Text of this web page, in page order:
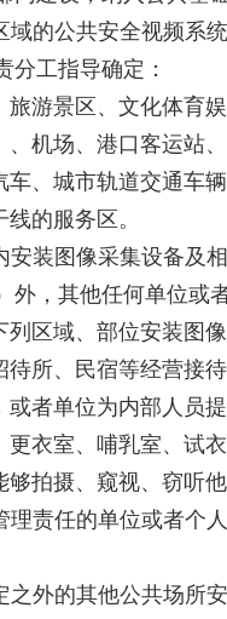
的公共安全视频系
分工指导确定：
旅游景区、文化体育
、机场、港口客运站
车、城市轨道交通车
的服务区。
装图像采集设备及
，其他任何单位或
区域、部位安装图像
待所、民宿等经营接
或者单位为内部人员
更衣室、哺乳室、试
够拍摄、窥视、窃听
责任的单位或者个
外的其他公共场所